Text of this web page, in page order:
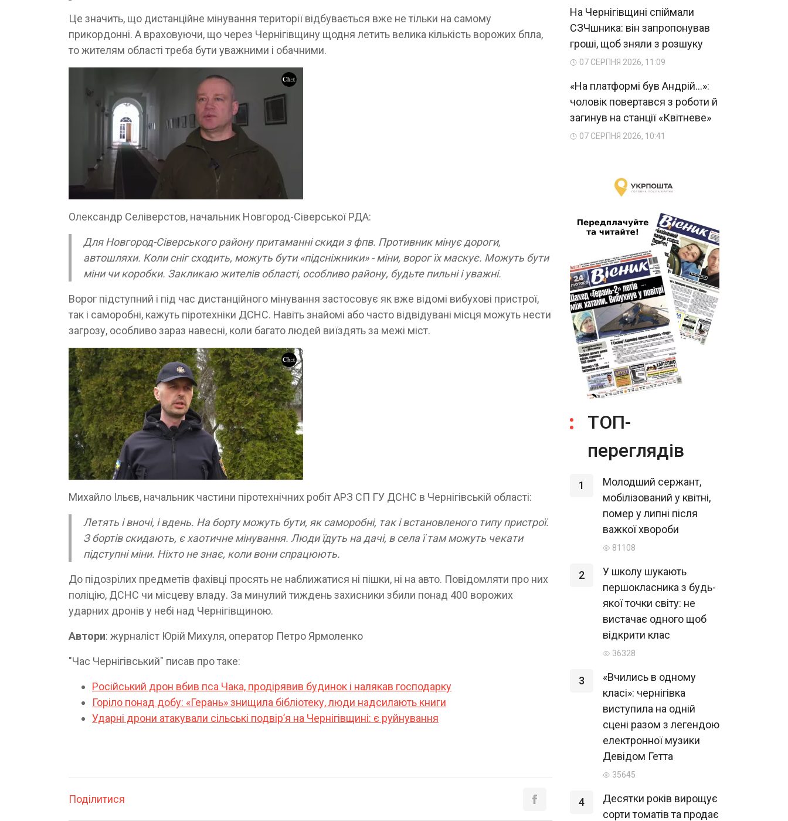
Це значить, що дистанційне мінування території відбувається вже не тільки на самому
прикордонні. А враховуючи, що через Чернігівщину щодня летить велика кількість ворожих бпла,
то жителям області треба бути уважними і обачними.
Олександр Селіверстов, начальник Новгород-Сіверської РДА:
Для Новгород-Сіверського району притаманні скиди з фпв. Противник мінує дороги,
автошляхи. Коли сніг сходить, можуть бути «підсніжники» - міни, ворог їх маскує. Можуть бути
міни чи коробки. Закликаю жителів області, особливо району, будьте пильні і уважні.
Ворог підступний і під час дистанційного мінування застосовує як вже відомі вибухові пристрої,
так і саморобні, кажуть піротехніки ДСНС. Навіть знайомі або часто відвідувані місця можуть нести
загрозу, особливо зараз навесні, коли багато людей виїздять за межі міст.
Михайло Ільєв, начальник частини піротехнічних робіт АРЗ СП ГУ ДСНС в Чернігівській області:
Летять і вночі, і вдень. На борту можуть бути, як саморобні, так і встановленого типу пристрої.
З бортів скидають, є хаотичне мінування. Люди їдуть на дачі, в села ї там можуть чекати
підступні міни. Ніхто не знає, коли вони спрацюють.
До підозрілих предметів фахівці просять не наближатися ні пішки, ні на авто. Повідомляти про них
поліцію, ДСНС чи місцеву владу. За минулий тиждень захисники збили понад 400 ворожих
ударних дронів у небі над Чернігівщиною.
Автори: журналіст Юрій Михуля, оператор Петро Ярмоленко
"Час Чернігівський" писав про таке:
Російський дрон вбив пса Чака, продірявив будинок і налякав господарку
Горіло понад добу: «Герань» знищила бібліотеку, люди надсилають книги
Ударні дрони атакували сільські подвір’я на Чернігівщині: є руйнування
Поділитися
На Чернігівщині спіймали
СЗЧшника: він запропонував
гроші, щоб зняли з розшуку
07 СЕРПНЯ 2026, 11:09
«На платформі був Андрій...»:
чоловік повертався з роботи й
загинув на станції «Квітневе»
07 СЕРПНЯ 2026, 10:41
ТОП-
переглядів
1
Молодший сержант,
мобілізований у квітні,
помер у липні після
важкої хвороби
81108
2
У школу шукають
першокласника з будь-
якої точки світу: не
вистачає одного щоб
відкрити клас
36328
3
«Вчились в одному
класі»: чернігівка
виступила на одній
сцені разом з легендою
електронної музики
Девідом Гетта
35645
4
Десятки років вирощує
сорти томатів та продає